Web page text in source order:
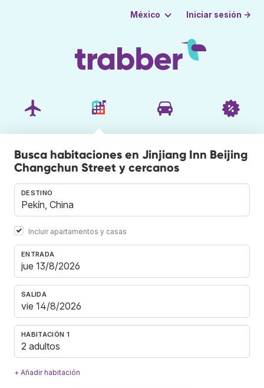
México Iniciar sesión →
Busca habitaciones en Jinjiang Inn Beijing
Changchun Street y cercanos
DESTINO
Incluir apartamentos y casas
ENTRADA
SALIDA
HABITACIÓN 1
2 adultos
+ Añadir habitación